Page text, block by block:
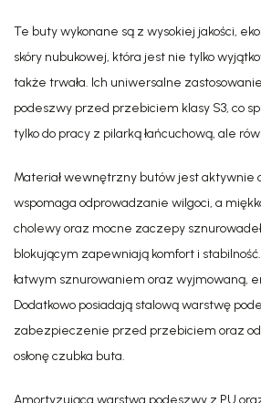
Te buty wykonane są z wysokiej jakości,
skóry nubukowej, która jest nie tylko
także trwała. Ich uniwersalne
podeszwy przed przebiciem klasy S3, co
tylko do pracy z pilarką łańcuchową, ale
Materiał wewnętrzny butów jest aktywnie
wspomaga odprowadzanie wilgoci, a
cholewy oraz mocne zaczepy
blokującym zapewniają komfort i
łatwym sznurowaniem oraz wyjmowaną,
Dodatkowo posiadają stalową warstwę
zabezpieczenie przed przebiciem oraz
osłonę czubka buta.
Amortyzująca warstwa podeszwy z PU